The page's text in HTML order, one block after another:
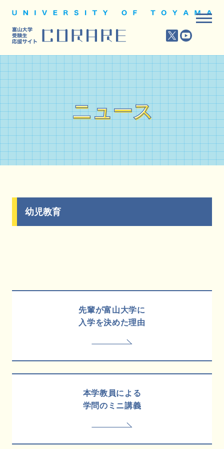
ニュース
ニュース
幼児教育
先輩が富山大学に
入学を決めた理由
本学教員による
学問のミニ講義